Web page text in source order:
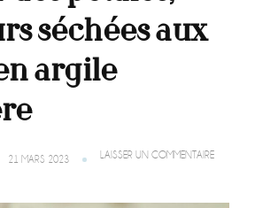
séchées aux
argile
21 MARS 2023 LAISSER UN COMMENTAIRESUR